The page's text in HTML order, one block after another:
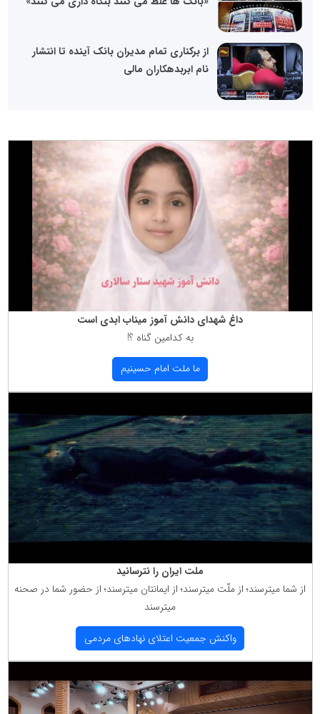
از برکناری تمام مدیران بانک آینده تا انتشار
نام ابربدهکاران مالی
داغ شهدای دانش آموز میناب ابدی است
به كدامین گناه ؟!
ما ملت امام حسینیم
ملت ایران را نترسانید
از شما میترسند؛ از ملّت میترسند؛ از ایمانتان میترسند؛ از حضور شما در صحنه
میترسند
واكنش جمعیت اعتلای نهادهای مردمی